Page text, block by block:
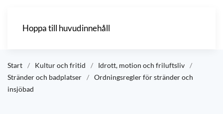
Hoppa till huvudinnehåll
Start Kultur och fritid
Idrott, motion och friluftsliv
Stränder och badplatser
Ordningsregler för stränder och
insjöbad